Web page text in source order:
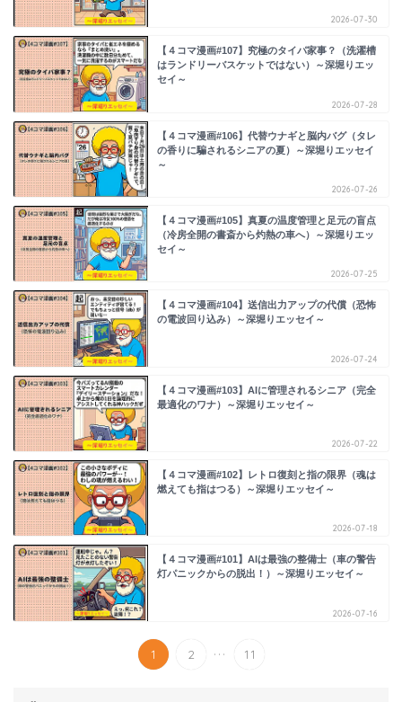
2026-07-30
【４コマ漫画#107】究極のタイパ家事？（洗濯槽
はランドリーバスケットではない）～深堀りエッ
セイ～
2026-07-28
【４コマ漫画#106】代替ウナギと脳内バグ（タレ
の香りに騙されるシニアの夏）～深堀りエッセイ
～
2026-07-26
【４コマ漫画#105】真夏の温度管理と足元の盲点
（冷房全開の書斎から灼熱の車へ）～深堀りエッ
セイ～
2026-07-25
【４コマ漫画#104】送信出力アップの代償（恐怖
の電波回り込み）～深堀りエッセイ～
2026-07-24
【４コマ漫画#103】AIに管理されるシニア（完全
最適化のワナ）～深堀りエッセイ～
2026-07-22
【４コマ漫画#102】レトロ復刻と指の限界（魂は
燃えても指はつる）～深堀りエッセイ～
2026-07-18
【４コマ漫画#101】AIは最強の整備士（車の警告
灯パニックからの脱出！）～深堀りエッセイ～
2026-07-16
1 2 ... 11